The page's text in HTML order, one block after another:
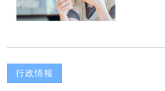
行政情報